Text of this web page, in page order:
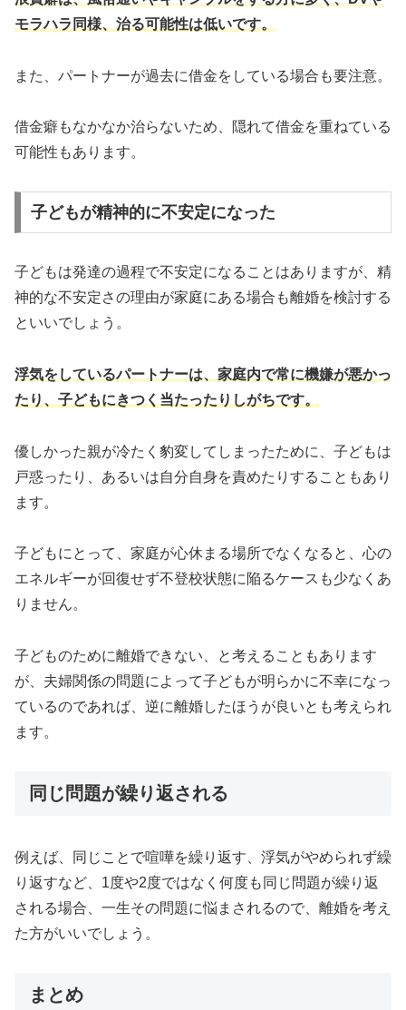
モラハラ同様、治る可能性は低いです。
また、パートナーが過去に借金をしている場合も要注意。
借金癖もなかなか治らないため、隠れて借金を重ねている
可能性もあります。
子どもが精神的に不安定になった
子どもは発達の過程で不安定になることはありますが、精
神的な不安定さの理由が家庭にある場合も離婚を検討する
といいでしょう。
浮気をしているパートナーは、家庭内で常に機嫌が悪かっ
たり、子どもにきつく当たったりしがちです。
優しかった親が冷たく豹変してしまったために、子どもは
戸惑ったり、あるいは自分自身を責めたりすることもあり
ます。
子どもにとって、家庭が心休まる場所でなくなると、心の
エネルギーが回復せず不登校状態に陥るケースも少なくあ
りません。
子どものために離婚できない、と考えることもあります
が、夫婦関係の問題によって子どもが明らかに不幸になっ
ているのであれば、逆に離婚したほうが良いとも考えられ
ます。
同じ問題が繰り返される
例えば、同じことで喧嘩を繰り返す、浮気がやめられず繰
り返すなど、1度や2度ではなく何度も同じ問題が繰り返
される場合、一生その問題に悩まされるので、離婚を考え
た方がいいでしょう。
まとめ